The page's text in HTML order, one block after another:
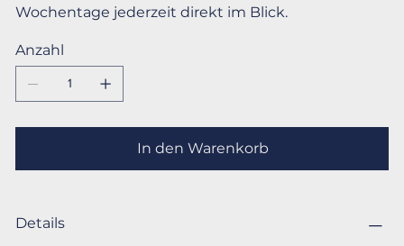
Wochentage jederzeit direkt im Blick.
Anzahl
In den Warenkorb
Details